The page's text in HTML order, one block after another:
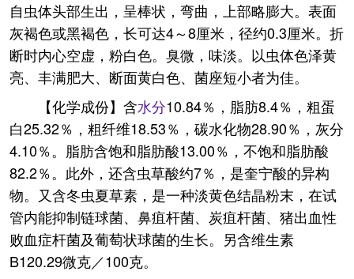
自虫体头部生出，呈棒状，弯曲，上部略膨大。表面
灰褐色或黑褐色，长可达4～8厘米，径约0.3厘米。折
断时内心空虚，粉白色。臭微，味淡。以虫体色泽黄
亮、丰满肥大、断面黄白色、菌座短小者为佳。
【化学成份】含水分10.84％，脂肪8.4％，粗蛋
白25.32％，粗纤维18.53％，碳水化物28.90％，灰分
4.10％。脂肪含饱和脂肪酸13.00％，不饱和脂肪酸
82.2％。此外，还含虫草酸约7％，是奎宁酸的异构
物。又含冬虫夏草素，是一种淡黄色结晶粉末，在试
管内能抑制链球菌、鼻疽杆菌、炭疽杆菌、猪出血性
败血症杆菌及葡萄状球菌的生长。另含维生素
B120.29微克／100克。